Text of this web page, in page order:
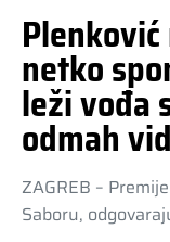
netko
leži vođa
odmah
ZAGREB –
Saboru,